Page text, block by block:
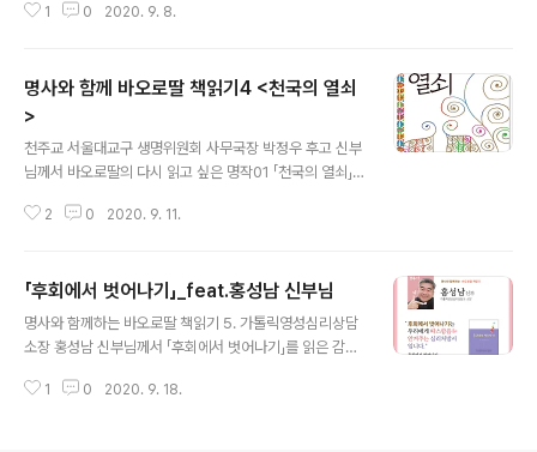
최현순 선생을 좋아했던 이유가 이런 데 있었음을 확인했
욕'의 자리에 다른 것이 자라게 하는 지혜를 배웠다는 신부
1 https://bit.ly/33aiGUr 󰋼 명사와 함께하는 바오로딸
책읽기 2 bit.ly/3hi5fXv
1 0 2020. 9. 8.
명사와 함께 바오로딸 책읽기4 <천국의 열쇠
>
천주교 서울대교구 생명위원회 사무국장 박정우 후고 신부
님께서 바오로딸의 다시 읽고 싶은 명작01 「천국의 열쇠」
하던 시절에 이 책을 읽고 치점 신부처럼 살고픈 바람을 지
설의 영원한 고전, 스코틀랜드의 의사 출신 작가 A.J 크로
닌의 를 40년 만에 다시 읽었다. 한창 사제 성소에 대해 고
민하던 시절, 16살의 어느 날인가 이 책을 잡았다가 도저히
다. 이 책은 50대 중반을 넘긴 현재의 나에게도 똑같은 감
2 0 2020. 9. 11.
「후회에서 벗어나기」_feat.홍성남 신부님
명사와 함께하는 바오로딸 책읽기 5. 가톨릭영성심리상담
소장 홍성남 신부님께서 「후회에서 벗어나기」를 읽은 감상
고 하시네요 ^^*
1 0 2020. 9. 18.